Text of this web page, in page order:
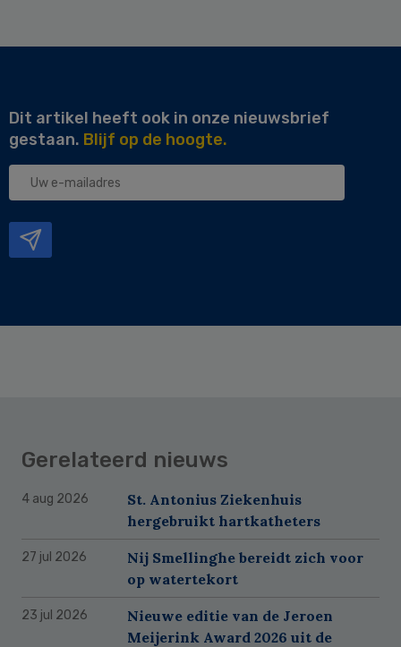
Dit artikel heeft ook in onze nieuwsbrief
gestaan. Blijf op de hoogte.
Uw
Gerelateerd nieuws
4 aug 2026
St. Antonius Ziekenhuis
hergebruikt hartkatheters
27 jul 2026
Nij Smellinghe bereidt zich voor
op watertekort
23 jul 2026
Nieuwe editie van de Jeroen
Meijerink Award 2026 uit de